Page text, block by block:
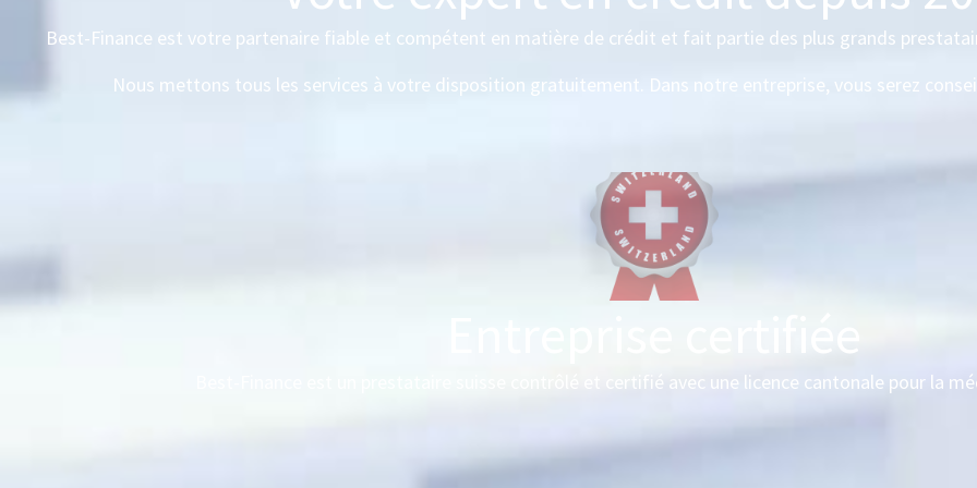
Best-Finance est votre partenaire fiable et compétent en matière de crédit et fait partie des plus grands
Nous mettons tous les services à votre disposition gratuitement. Dans notre entreprise, vous serez
Entreprise certifiée
Best-Finance est un prestataire suisse contrôlé et certifié avec une licence cantonale pour la